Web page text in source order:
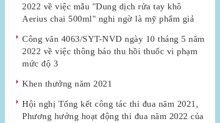
2022 về việc mẫu "Dung dịch rửa tay khô
Aerius chai 500ml" nghi ngờ là mỹ phẩm giả
Công văn 4063/SYT-NVD ngày 10 tháng 5 năm
2022 về việc thông báo thu hồi thuốc vi phạm
mức độ 3
Khen thưởng năm 2021
Hội nghị Tổng kết công tác thi đua năm 2021,
Phương hướng hoạt động thi đua năm 2022 của